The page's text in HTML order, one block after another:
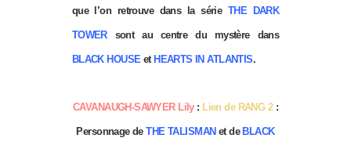
que l’on retrouve dans la série THE DARK
TOWER sont au centre du mystère dans
BLACK HOUSEet HEARTS IN ATLANTIS.
CAVANAUGH-SAWYER Lily : Lien de RANG 2:
Personnage deTHE TALISMAN et de BLACK